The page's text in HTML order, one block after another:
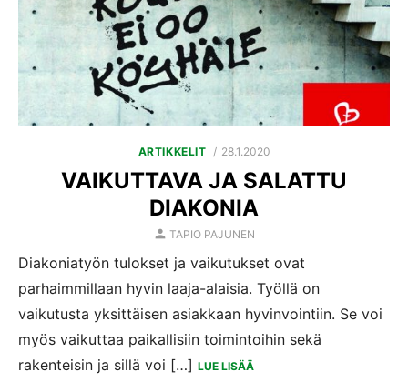
ARTIKKELIT
POSTED
28.1.2020
VAIKUTTAVA JA SALATTU
DIAKONIA
AUTHOR
TAPIO PAJUNEN
Diakoniatyön tulokset ja vaikutukset ovat
parhaimmillaan hyvin laaja-alaisia. Työllä on
vaikutusta yksittäisen asiakkaan hyvinvointiin. Se voi
myös vaikuttaa paikallisiin toimintoihin sekä
rakenteisin ja sillä voi […] LUE LISÄÄ